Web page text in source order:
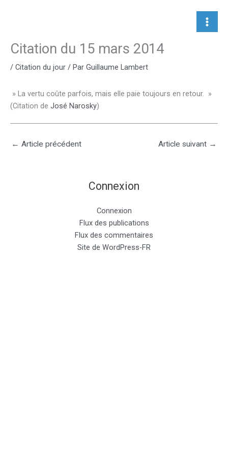
Citation du 15 mars 2014
/ Citation du jour / Par Guillaume Lambert
» La vertu coûte parfois, mais elle paie toujours en retour. »
(Citation de José Narosky)
← Article précédent Article suivant →
Connexion
Connexion
Flux des publications
Flux des commentaires
Site de WordPress-FR